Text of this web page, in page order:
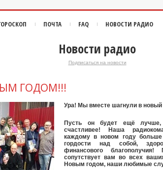
ПОЧТА FAQ НОВОСТИ РАДИО
Новости радио
Подписаться на новости
ГОДОМ!!!
Ура! Мы вместе шагнули в новый
Пусть он будет ещё
счастливее! Наша
каждому в новом году
гордости над собой,
финансового благополучия!
сопутствует вам во всех
Новым годом, наши любимые